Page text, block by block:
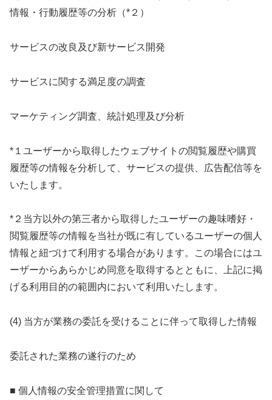
情報・行動履歴等の分析（*２）
サービスの改良及び新サービス開発
サービスに関する満足度の調査
マーケティング調査、統計処理及び分析
*１ユーザーから取得したウェブサイトの閲覧履歴や購買
履歴等の情報を分析して、サービスの提供、広告配信等を
いたします。
*２当方以外の第三者から取得したユーザーの趣味嗜好・
閲覧履歴等の情報を当社が既に有しているユーザーの個人
情報と紐づけて利用する場合があります。この場合にはユ
ーザーからあらかじめ同意を取得するとともに、上記に掲
げる利用目的の範囲内において利用いたします。
(4) 当方が業務の委託を受けることに伴って取得した情報
委託された業務の遂行のため
■ 個人情報の安全管理措置に関して